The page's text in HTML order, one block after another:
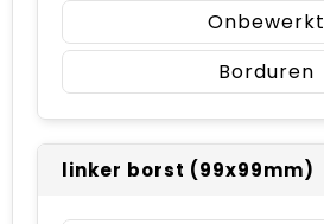
Onbewerkt
Borduren
linker borst (99x99mm)